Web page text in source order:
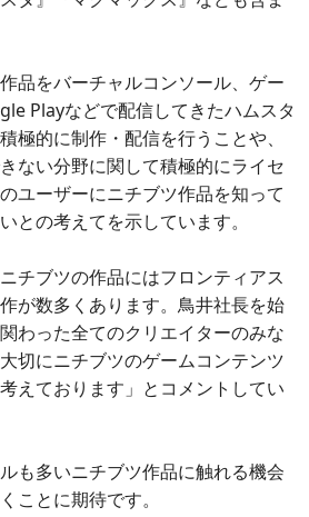
品をバーチャルコンソール、ゲー
Playなどで配信してきたハムスタ
極的に制作・配信を行うことや、
ない分野に関して積極的にライセ
ユーザーにニチブツ作品を知って
との考えてを示しています。
チブツの作品にはフロンティアス
が数多くあります。鳥井社長を始
わった全てのクリエイターのみな
切にニチブツのゲームコンテンツ
えております」とコメントしてい
も多いニチブツ作品に触れる機会
ことに期待です。